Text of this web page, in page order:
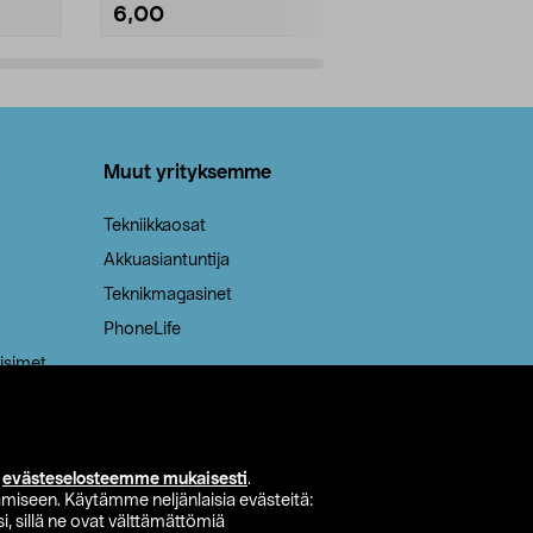
evästeselosteemme mukaisesti.
Käytämme neljänlaisia evästeitä:
sillä ne ovat välttämättömiä
6,00
Muut yrityksemme
Tekniikkaosat
Akkuasiantuntija
Teknikmagasinet
PhoneLife